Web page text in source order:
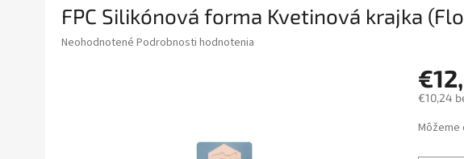
FPC Silikónová forma Kvetinová krajka
Priemerné
Neohodnotené Podrobnosti hodnotenia
€10,24
cena:
Môžeme